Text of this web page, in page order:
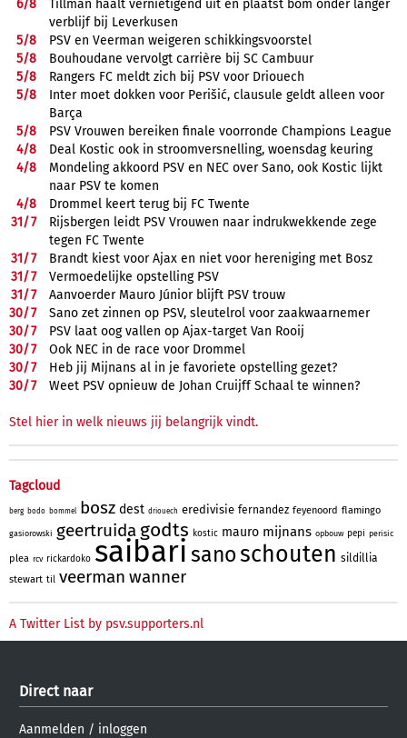
6/8
Tillman haalt vernietigend uit en plaatst bom onder langer
verblijf bij Leverkusen
5/8
PSV en Veerman weigeren schikkingsvoorstel
5/8
Bouhoudane vervolgt carrière bij SC Cambuur
5/8
Rangers FC meldt zich bij PSV voor Driouech
5/8
Inter moet dokken voor Perišić, clausule geldt alleen voor
Barça
5/8
PSV Vrouwen bereiken finale voorronde Champions League
4/8
Deal Kostic ook in stroomversnelling, woensdag keuring
4/8
Mondeling akkoord PSV en NEC over Sano, ook Kostic lijkt
naar PSV te komen
4/8
Drommel keert terug bij FC Twente
31/7
Rijsbergen leidt PSV Vrouwen naar indrukwekkende zege
tegen FC Twente
31/7
Brandt kiest voor Ajax en niet voor hereniging met Bosz
31/7
Vermoedelijke opstelling PSV
31/7
Aanvoerder Mauro Júnior blijft PSV trouw
30/7
Sano zet zinnen op PSV, sleutelrol voor zaakwaarnemer
30/7
PSV laat oog vallen op Ajax-target Van Rooij
30/7
Ook NEC in de race voor Drommel
30/7
Heb jij Mijnans al in je favoriete opstelling gezet?
30/7 Weet PSV opnieuw de Johan Cruijff Schaal te winnen?
Stel hier in welk nieuws jij belangrijk vindt.
Tagcloud
berg bodo bommel bosz dest driouech eredivisie fernandez feyenoord flamingo
gasiorowski geertruida godts kostic mauro mijnans opbouw pepi perisic
plea rcv rickardoko saibari sanoschouten sildillia
stewart til veerman wanner
A Twitter List by psv.supporters.nl
Direct naar
Aanmelden / inloggen